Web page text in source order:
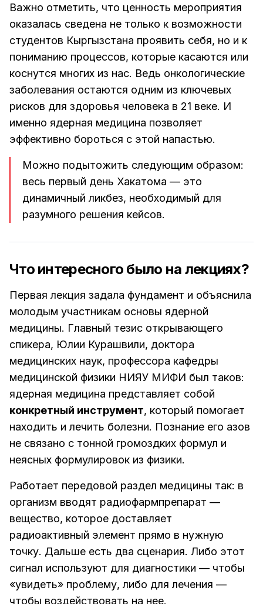
Важно отметить, что ценность мероприятия
оказалась сведена не только к возможности
студентов Кыргызстана проявить себя, но и к
пониманию процессов, которые касаются или
коснутся многих из нас. Ведь онкологические
заболевания остаются одним из ключевых
рисков для здоровья человека в 21 веке. И
именно ядерная медицина позволяет
эффективно бороться с этой напастью.
Можно подытожить следующим образом:
весь первый день Хакатома — это
динамичный ликбез, необходимый для
разумного решения кейсов.
Что интересного было на лекциях?
Первая лекция задала фундамент и объяснила
молодым участникам основы ядерной
медицины. Главный тезис открывающего
спикера, Юлии Курашвили, доктора
медицинских наук, профессора кафедры
медицинской физики НИЯУ МИФИ был таков:
ядерная медицина представляет собой
конкретный инструмент, который помогает
находить и лечить болезни. Познание его азов
не связано с тонной громоздких формул и
неясных формулировок из физики.
Работает передовой раздел медицины так: в
организм вводят радиофармпрепарат —
вещество, которое доставляет
радиоактивный элемент прямо в нужную
точку. Дальше есть два сценария. Либо этот
сигнал используют для диагностики — чтобы
«увидеть» проблему, либо для лечения —
чтобы воздействовать на нее.